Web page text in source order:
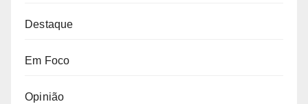
Destaque
Em Foco
Opinião